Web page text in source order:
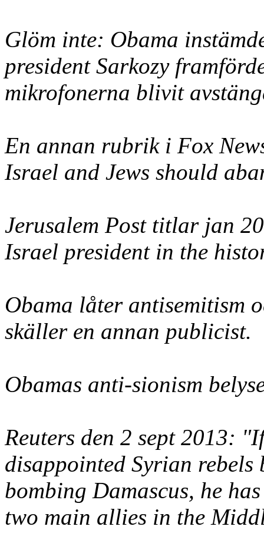
Glöm inte: Obama
president Sarkozy
mikrofonerna blivit
En annan rubrik i Fox
Israel and Jews should
Jerusalem Post titlar jan
Israel president in the
Obama låter antisemitism
skäller en annan publicist.
Obamas anti-sionism
Reuters den 2 sept 2013:
disappointed Syrian rebels
bombing Damascus, he
two main allies in the